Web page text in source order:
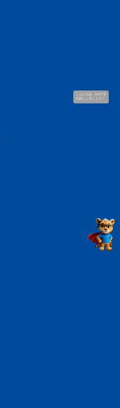
こんにちは、UUです
お話ししましょう！